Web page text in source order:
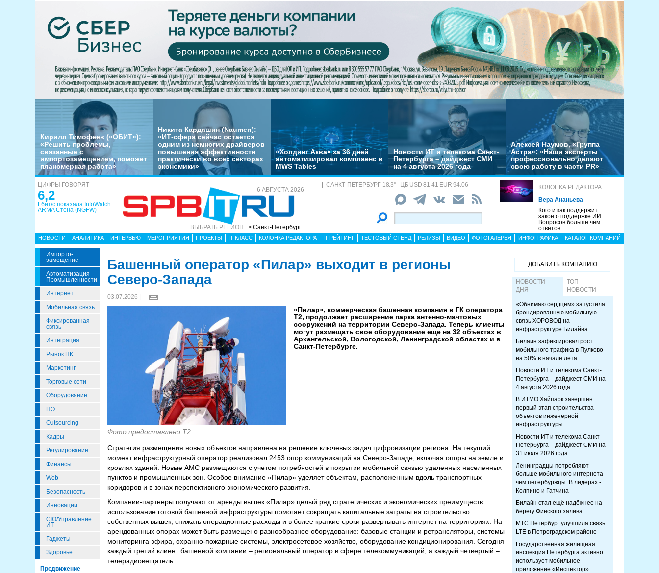
Кирилл Тимофеев («ОБИТ»):
«Решить проблемы,
связанные с
импортозамещением, поможет
планомерная работа»
Никита Кардашин (Naumen):
«ИТ-сфера сейчас остается
одним из немногих драйверов
повышения эффективности
практически во всех секторах
экономики»
«Холдинг Аква» за 36 дней
автоматизировал комплаенс в
MWS Tables
Новости ИТ и телекома Санкт-
Петербурга – дайджест СМИ
на 4 августа 2026 года
Алексей Наумов, «Группа
Астра»: «Наши эксперты
профессионально делают
свою работу в части PR»
ЦИФРЫ ГОВОРЯТ
6,2
Гбит/с показала InfoWatch
ARMA Стена (NGFW)
6 АВГУСТА 2026
ВЫБРАТЬ РЕГИОН > Санкт-Петербург
САНКТ-ПЕТЕРБУРГ 18.3° ЦБ USD 81.41 EUR 94.06
КОЛОНКА РЕДАКТОРА
Вера Ананьева
Кого и как поддержит
закон о поддержке ИИ.
Вопросов больше чем
ответов
НОВОСТИ АНАЛИТИКА ИНТЕРВЬЮ МЕРОПРИЯТИЯ ПРОЕКТЫ IT КЛАСС КОЛОНКА РЕДАКТОРА IT РЕЙТИНГ ТЕСТОВЫЙ СТЕНД РЕЛИЗЫ ВИДЕО ФОТОГАЛЕРЕЯ ИНФОГРАФИКА КАТАЛОГ КОМПАНИЙ
Импорто­
Замещение
Автоматизация
Промышленности
Интернет
Мобильная связь
Фиксированная
связь
Интеграция
Рынок ПК
Маркетинг
Торговые сети
Оборудование
ПО
Outsourcing
Кадры
Регулирование
Финансы
Web
Безопасность
Инновации
CIO/Управление
ИТ
Гаджеты
Здоровье
Продвижение
Башенный оператор «Пилар» выходит в регионы
Северо-Запада
03.07.2026 |
Фото предоставлено T2
«Пилар», коммерческая башенная компания в ГК оператора
Т2, продолжает расширение парка антенно-мачтовых
сооружений на территории Северо-Запада. Теперь клиенты
могут размещать свое оборудование еще на 32 объектах в
Архангельской, Вологодской, Ленинградской областях и в
Санкт-Петербурге.
Стратегия размещения новых объектов направлена на решение ключевых задач цифровизации региона. На текущий
момент инфраструктурный оператор реализовал 2453 опор коммуникаций на Северо-Западе, включая опоры на земле и
кровлях зданий. Новые АМС размещаются с учетом потребностей в покрытии мобильной связью удаленных населенных
пунктов и промышленных зон. Особое внимание «Пилар» уделяет объектам, расположенным вдоль транспортных
коридоров и в зонах перспективного экономического развития.
Компании-партнеры получают от аренды вышек «Пилар» целый ряд стратегических и экономических преимуществ:
использование готовой башенной инфраструктуры помогает сокращать капитальные затраты на строительство
собственных вышек, снижать операционные расходы и в более краткие сроки развертывать интернет на территориях. На
арендованных опорах может быть размещено разнообразное оборудование: базовые станции и ретрансляторы, системы
мониторинга эфира, охранно-пожарные системы, электросетевое хозяйство, оборудование кондиционирования. Сегодня
каждый третий клиент башенной компании – региональный оператор в сфере телекоммуникаций, а каждый четвертый –
телерадиовещатель.
ДОБАВИТЬ КОМПАНИЮ
НОВОСТИ
ДНЯ
ТОП-
НОВОСТИ
«Обнимаю сердцем» запустила
брендированную мобильную
связь ХОРОВОД на
инфраструктуре Билайна
Билайн зафиксировал рост
мобильного трафика в Пулково
на 50% в начале лета
Новости ИТ и телекома Санкт-
Петербурга – дайджест СМИ на
4 августа 2026 года
В ИТМО Хайпарк завершен
первый этап строительства
объектов инженерной
инфраструктуры
Новости ИТ и телекома Санкт-
Петербурга – дайджест СМИ на
31 июля 2026 года
Ленинградцы потребляют
больше мобильного интернета
чем петербуржцы. В лидерах -
Колпино и Гатчина
Билайн стал ещё надёжнее на
берегу Финского залива
МТС Петербург улучшила связь
LTE в Петроградском районе
Государственная жилищная
инспекция Петербурга активно
использует мобильное
приложение «Инспектор»